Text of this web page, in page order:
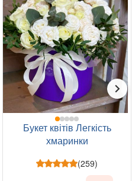
Букет квітів Легкість
хмаринки
(259)